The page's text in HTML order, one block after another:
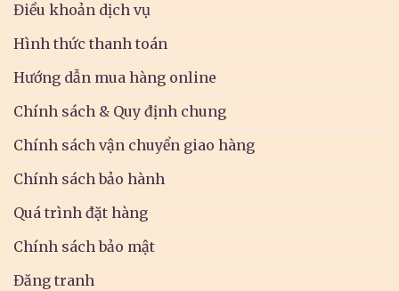
Điều khoản dịch vụ
Hình thức thanh toán
Hướng dẫn mua hàng online
Chính sách & Quy định chung
Chính sách vận chuyển giao hàng
Chính sách bảo hành
Quá trình đặt hàng
Chính sách bảo mật
Đăng tranh